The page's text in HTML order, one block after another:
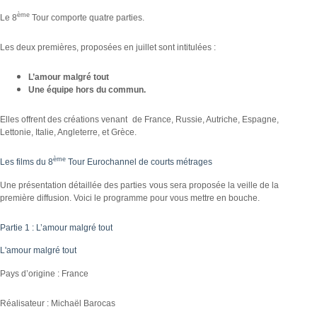
Le 8ème Tour comporte quatre parties.
Les deux premières, proposées en juillet sont intitulées :
L’amour malgré tout
Une équipe hors du commun.
Elles offrent des créations venant de France, Russie, Autriche, Espagne,
Lettonie, Italie, Angleterre, et Grèce.
Les films du 8ème Tour Eurochannel de courts métrages
Une présentation détaillée des parties vous sera proposée la veille de la
première diffusion. Voici le programme pour vous mettre en bouche.
Partie 1 : L’amour malgré tout
L'amour malgré tout
Pays d’origine : France
Réalisateur : Michaël Barocas